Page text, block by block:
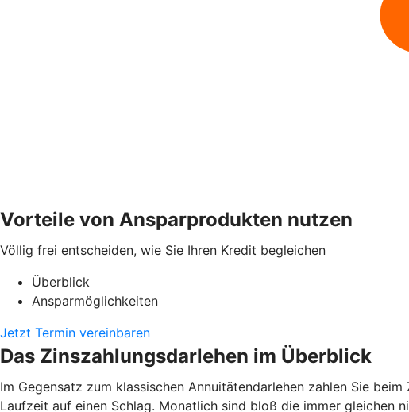
Vorteile von Ansparprodukten nutzen
Völlig frei entscheiden, wie Sie Ihren Kredit begleichen
Überblick
Ansparmöglichkeiten
Jetzt Termin vereinbaren
Das Zinszahlungsdarlehen im Überblick
Im Gegensatz zum klassischen Annuitätendarlehen zahlen Sie
Laufzeit auf einen Schlag. Monatlich sind bloß die immer gleichen